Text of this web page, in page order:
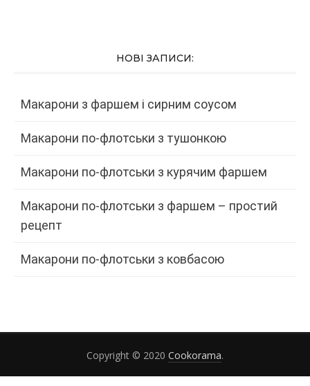
НОВІ ЗАПИСИ:
Макарони з фаршем і сирним соусом
Макарони по-флотськи з тушонкою
Макарони по-флотськи з курячим фаршем
Макарони по-флотськи з фаршем – простий
рецепт
Макарони по-флотськи з ковбасою
Copyright © 2020 Cookorama.